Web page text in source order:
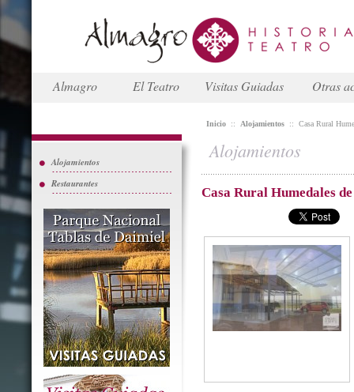
Almagro El Teatro Visitas Guiadas Otras
Alojamientos
Restaurantes
Inicio :: Alojamientos :: Casa Rural
Alojamientos
Casa Rural Humedales